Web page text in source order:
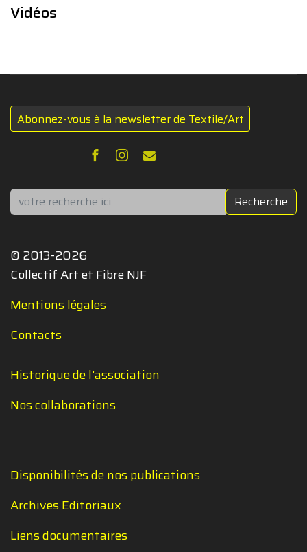
Vidéos
Abonnez-vous à la newsletter de Textile/Art
Rechercher Recherche
© 2013-2026
Collectif Art et Fibre NJF
Mentions légales
Contacts
Historique de l'association
Nos collaborations
Disponibilités de nos publications
Archives Editoriaux
Liens documentaires